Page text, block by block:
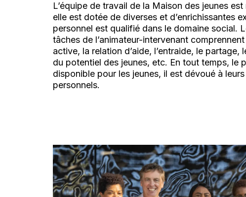
L’équipe de travail de la Maison des jeunes
elle est dotée de diverses et d’enrichissantes
personnel est qualifié dans le domaine social.
tâches de l’animateur-intervenant comprennent
active, la relation d’aide, l’entraide, le partage,
du potentiel des jeunes, etc. En tout temps, le
disponible pour les jeunes, il est dévoué à
personnels.